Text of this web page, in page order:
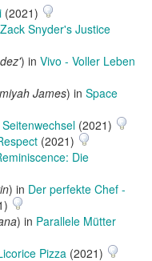
(2021)
Zack Snyder's Justice
) in Vivo - Voller Leben
James) in Space
Seitenwechsel (2021)
(2021)
Die
) in Der perfekte Chef -
) in Parallele Mütter
Pizza (2021)